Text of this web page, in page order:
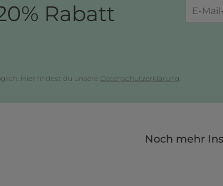
Rabatt
Hier findest du unsere Datenschutzerklärung.
Noch mehr